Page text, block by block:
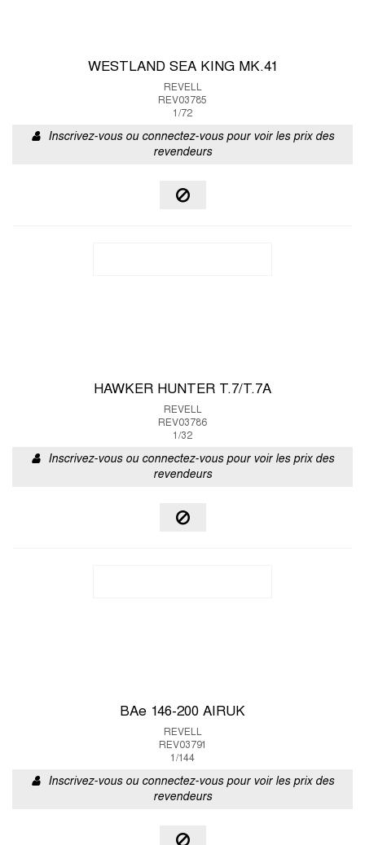
WESTLAND SEA KING MK.41
REVELL
REV03785
1/72
Inscrivez-vous ou connectez-vous pour voir les prix des
revendeurs
HAWKER HUNTER T.7/T.7A
REVELL
REV03786
1/32
Inscrivez-vous ou connectez-vous pour voir les prix des
revendeurs
BAe 146-200 AIRUK
REVELL
REV03791
1/144
Inscrivez-vous ou connectez-vous pour voir les prix des
revendeurs